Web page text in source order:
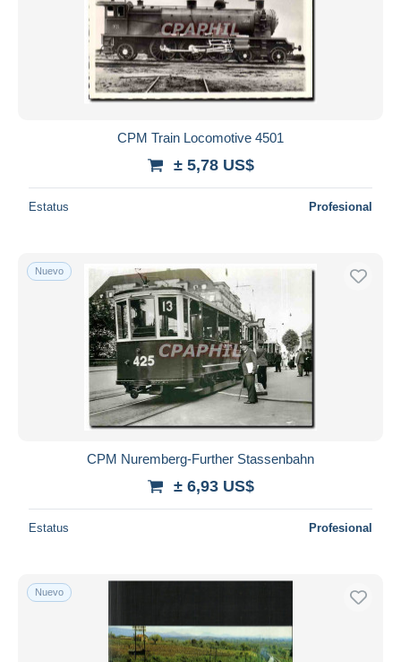
CPM Train Locomotive 4501
± 5,78 US$
Estatus Profesional
Nuevo
CPM Nuremberg-Further Stassenbahn
± 6,93 US$
Estatus Profesional
Nuevo